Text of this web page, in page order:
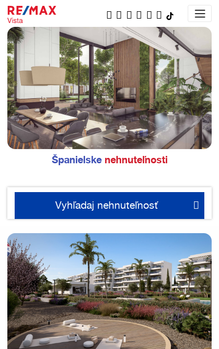
Španielskenehnuteľnosti
Vyhľadaj nehnuteľnosť